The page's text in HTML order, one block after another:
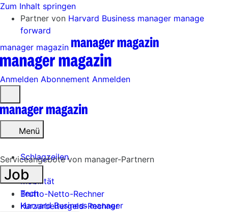
Zum Inhalt springen
Partner von Harvard Business manager manage
forward
manager magazin
Anmelden Abonnement Anmelden
öffnen
Menü
Schlagzeilen
Mobilität
Tech
Harvard Business manager
Serviceangebote von manager-Partnern
Job
Brutto-Netto-Rechner
Kurzarbeitergeld-Rechner